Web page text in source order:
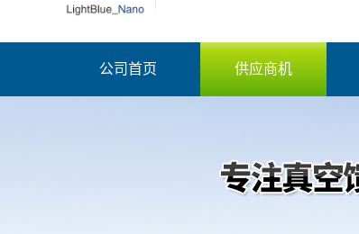
公司首页 供应商机